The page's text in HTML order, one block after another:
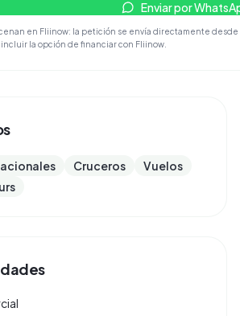
Enviar por
en Fliinow: la petición se envía directamente
la opción de financiar con Fliinow.
Cruceros
Vuelos